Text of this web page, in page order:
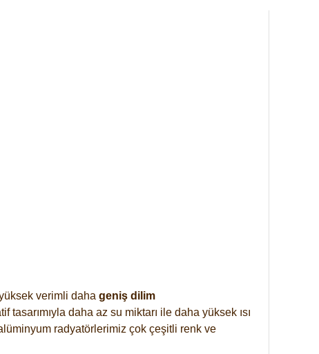
verimli daha geniş dilim
daha az su miktarı ile daha yüksek ısı
radyatörlerimiz çok çeşitli renk ve